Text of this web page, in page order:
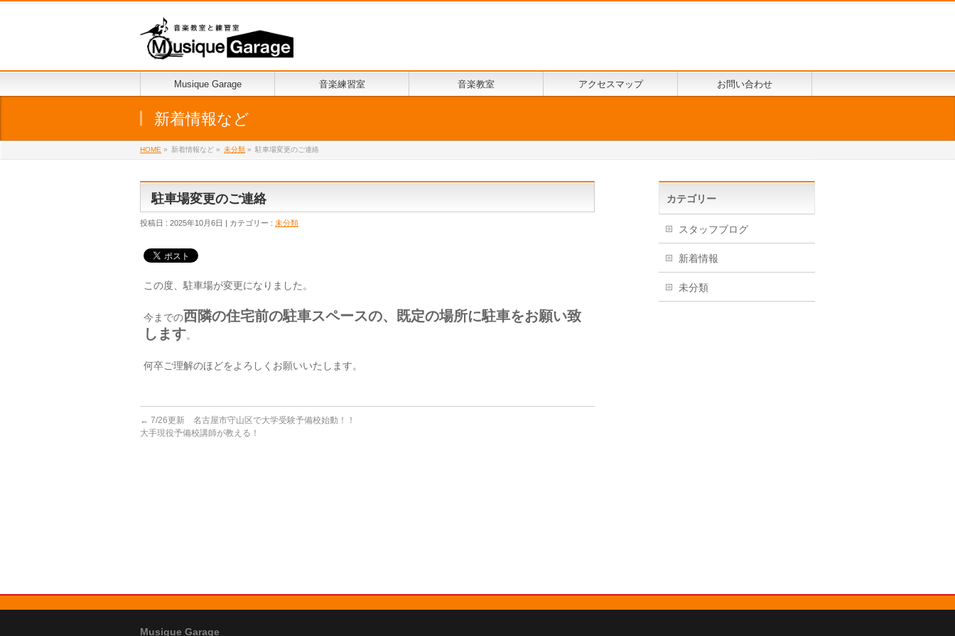
Musique Garage 音楽練習室 音楽教室 アクセスマップ お問い合わせ
新着情報など
HOME » 新着情報など » 未分類 » 駐車場変更のご連絡
駐車場変更のご連絡
投稿日 : 2025年10月6日 | カテゴリー : 未分類
この度、駐車場が変更になりました。
今までの西隣の住宅前の駐車スペースの、既定の場所に駐車をお願い致
します。
何卒ご理解のほどをよろしくお願いいたします。
← 7/26更新 名古屋市守山区で大学受験予備校始動！！
大手現役予備校講師が教える！
カテゴリー
スタッフブログ
新着情報
未分類
Musique Garage